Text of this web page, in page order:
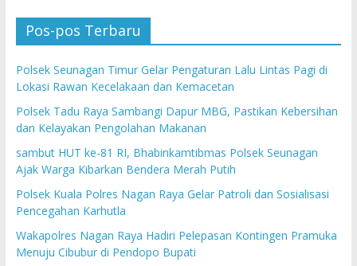
Pos-pos Terbaru
Polsek Seunagan Timur Gelar Pengaturan Lalu Lintas Pagi di
Lokasi Rawan Kecelakaan dan Kemacetan
Polsek Tadu Raya Sambangi Dapur MBG, Pastikan Kebersihan
dan Kelayakan Pengolahan Makanan
sambut HUT ke-81 RI, Bhabinkamtibmas Polsek Seunagan
Ajak Warga Kibarkan Bendera Merah Putih
Polsek Kuala Polres Nagan Raya Gelar Patroli dan Sosialisasi
Pencegahan Karhutla
Wakapolres Nagan Raya Hadiri Pelepasan Kontingen Pramuka
Menuju Cibubur di Pendopo Bupati